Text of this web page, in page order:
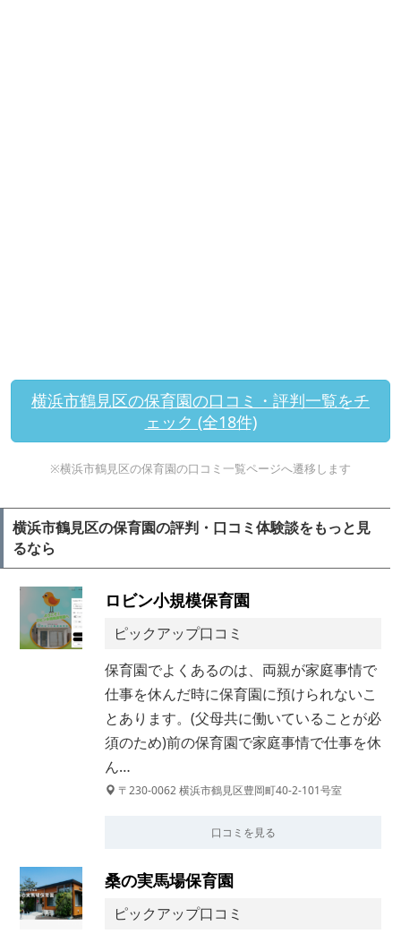
横浜市鶴見区の保育園の口コミ・評判一覧をチ
ェック (全18件)
※横浜市鶴見区の保育園の口コミ一覧ページへ遷移します
横浜市鶴見区の保育園の評判・口コミ体験談をもっと見
るなら
ロビン小規模保育園
ピックアップ口コミ
保育園でよくあるのは、両親が家庭事情で
仕事を休んだ時に保育園に預けられないこ
とあります。(父母共に働いていることが必
須のため)前の保育園で家庭事情で仕事を休
ん…
〒230-0062 横浜市鶴見区豊岡町40-2-101号室
口コミを見る
桑の実馬場保育園
ピックアップ口コミ